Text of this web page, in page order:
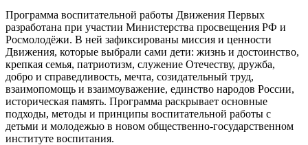
Программа воспитательной работы Движения Первых
разработана при участии Министерства просвещения РФ и
Росмолодёжи. В ней зафиксированы миссия и ценности
Движения, которые выбрали сами дети: жизнь и достоинство,
крепкая семья, патриотизм, служение Отечеству, дружба,
добро и справедливость, мечта, созидательный труд,
взаимопомощь и взаимоуважение, единство народов России,
историческая память. Программа раскрывает основные
подходы, методы и принципы воспитательной работы с
детьми и молодежью в новом общественно-государственном
институте воспитания.